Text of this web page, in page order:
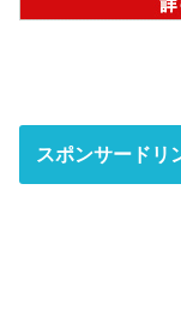
スポンサードリ